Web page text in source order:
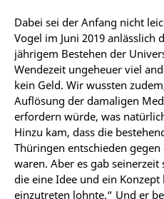
Dabei sei der Anfang nicht
Vogel im Juni 2019 anlässlich
jährigem Bestehen der
Wendezeit ungeheuer viel
kein Geld. Wir wussten
Auflösung der damaligen
erfordern würde, was
Hinzu kam, dass die
Thüringen entschieden
waren. Aber es gab
die eine Idee und ein Konzept
einzutreten lohnte.“ Und er